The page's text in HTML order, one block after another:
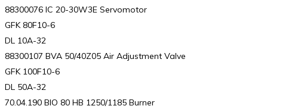
88300076 IC 20-30W3E Servomotor
GFK 80F10-6
DL 10A-32
88300107 BVA 50/40Z05 Air Adjustment Valve
GFK 100F10-6
DL 50A-32
70.04.190 BIO 80 HB 1250/1185 Burner